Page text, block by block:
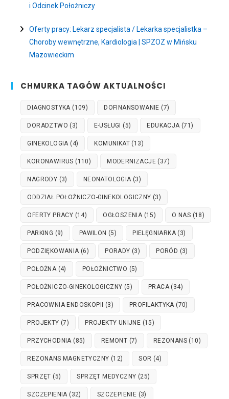
i Odcinek Położniczy
Oferty pracy: Lekarz specjalista / Lekarka specjalistka –
Choroby wewnętrzne, Kardiologia | SPZOZ w Mińsku
Mazowieckim
CHMURKA TAGÓW AKTUALNOŚCI
DIAGNOSTYKA(109) DOFINANSOWANIE (7)
DORADZTWO (3) E-USŁUGI (5) EDUKACJA(71)
GINEKOLOGIA(4) KOMUNIKAT (13)
KORONAWIRUS (110) MODERNIZACJE (37)
NAGRODY (3) NEONATOLOGIA(3)
ODDZIAŁ POŁOŻNICZO-GINEKOLOGICZNY (3)
OFERTY PRACY (14) OGŁOSZENIA(15) O NAS (18)
PARKING (9) PAWILON (5) PIELĘGNIARKA(3)
PODZIĘKOWANIA(6) PORADY (3) PORÓD (3)
POŁOŻNA(4) POŁOŻNICTWO (5)
POŁOŻNICZO-GINEKOLOGICZNY (5) PRACA(34)
PRACOWNIA ENDOSKOPII (3) PROFILAKTYKA(70)
PROJEKTY (7) PROJEKTY UNIJNE (15)
PRZYCHODNIA(85) REMONT (7) REZONANS (10)
REZONANS MAGNETYCZNY (12) SOR (4)
SPRZĘT (5) SPRZĘT MEDYCZNY (25)
SZCZEPIENIA(32) SZCZEPIENIE (3)